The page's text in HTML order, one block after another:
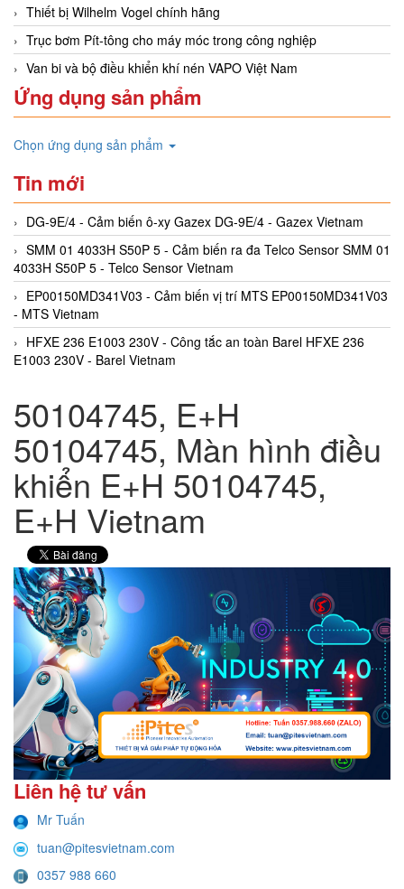
Thiết bị Wilhelm Vogel chính hãng
Trục bơm Pít-tông cho máy móc trong công nghiệp
Van bi và bộ điều khiển khí nén VAPO Việt Nam
Ứng dụng sản phẩm
Chọn ứng dụng sản phẩm
Tin mới
DG-9E/4 - Cảm biến ô-xy Gazex DG-9E/4 - Gazex Vietnam
SMM 01 4033H S50P 5 - Cảm biến ra đa Telco Sensor SMM 01
4033H S50P 5 - Telco Sensor Vietnam
EP00150MD341V03 - Cảm biến vị trí MTS EP00150MD341V03
- MTS Vietnam
HFXE 236 E1003 230V - Công tắc an toàn Barel HFXE 236
E1003 230V - Barel Vietnam
50104745, E+H
50104745, Màn hình điều
khiển E+H 50104745,
E+H Vietnam
Liên hệ tư vấn
Mr Tuấn
tuan@pitesvietnam.com
0357 988 660